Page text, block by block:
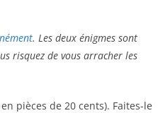
. Les deux énigmes sont
risquez de vous arracher les
pièces de 20 cents). Faites-le